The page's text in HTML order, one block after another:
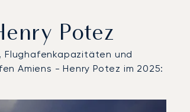
Potez
Flughafenkapazitäten und
Amiens - Henry Potez im 2025: